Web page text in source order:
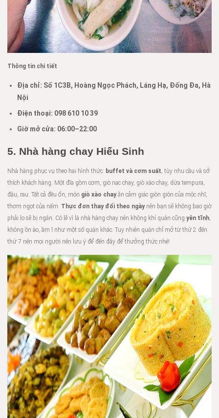
Thông tin chi tiết
Địa chỉ: Số 1C3B, Hoàng Ngọc Phách, Láng Hạ, Đống Đa, Hà
Nội
Điện thoại: 098 610 10 39
Giờ mở cửa: 06:00–22:00
5. Nhà hàng chay Hiếu Sinh
Nhà hàng phục vụ theo hai hình thức: buffet và cơm suất, tùy nhu cầu và sở
thích khách hàng. Một đĩa gồm cơm, giò nạc chay, giò xào chay, dứa tempura,
đậu, rau. Tất cả đều ổn, món giò xào chay ăn cảm giác giòn giòn của mộc nhĩ,
thơm ngọt của nấm. Thực đơn thay đổi theo ngày nên bạn sẽ không bao giờ
phải lo sẽ bị ngán. Có lẽ vì là nhà hàng chay nên không khí quán cũng yên tĩnh,
không ồn ào, ầm ĩ như một số quán khác. Tuy nhiên quán chỉ mở từ thứ 2 đến
thứ 7 nên mọi người nên lưu ý để đến đây để thưởng thức nhé!